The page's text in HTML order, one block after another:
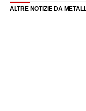
ALTRE NOTIZIE DA